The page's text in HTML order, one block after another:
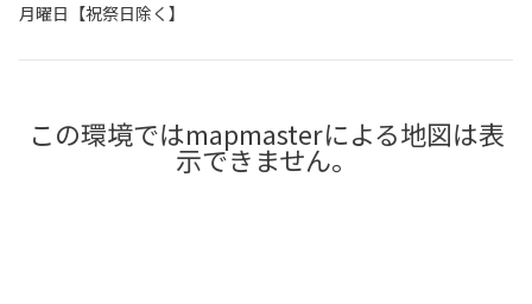
月曜日【祝祭日除く】
この環境ではmapmasterによる地図は表
示できません。